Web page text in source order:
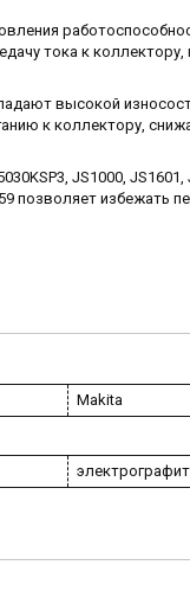
тока к
высокой
к коллектору,
JS1000, JS1601,
позволяет избежать
Makita
электрографит